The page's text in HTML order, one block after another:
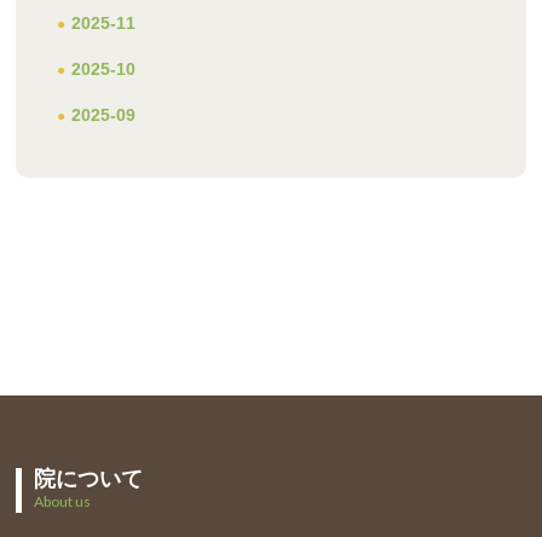
2025-11
2025-10
2025-09
院について
About us